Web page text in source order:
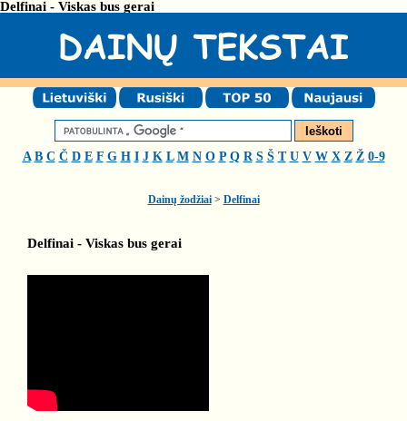
Delfinai - Viskas bus gerai
A B C Č D E F G H I J K L M N O P Q R S Š T U V W X Z Ž 0-9
Dainų žodžiai> Delfinai
Delfinai - Viskas bus gerai